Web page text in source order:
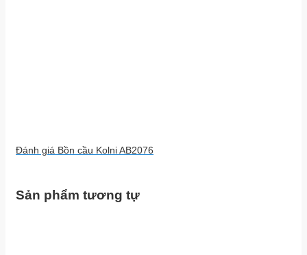
Đánh giá Bồn cầu Kolni AB2076
Sản phẩm tương tự